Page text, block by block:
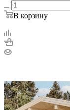
В корзину